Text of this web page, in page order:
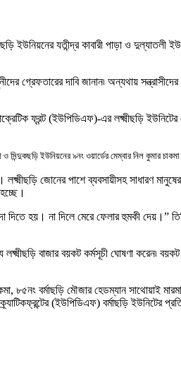
ইউনিয়নের যতীন্দ্র কাবারী পাড়া ও দুল্যাতলী
গ্রেফতারের দাবি জানান৷ অন্যথায়
ফ্রন্ট (ইউপিডিএফ)-এর লক্ষ্মীছড়ি
ও সিন্দুকছড়ি ইউনিয়নের ৯নং ওয়ার্ডের মেম্বার নিল কুমার
জোনের পাশে ব্যবসায়ীসহ সাধারণ
হয়। না দিলে মেরে ফেলার হুমকী দেয়।”
বাজার বয়কট কর্মসূচী ঘোষণা করেন৷
, ৮৫নং বর্মাছড়ি মৌজার হেডম্যান সাথোয়াই মারমা
ফ্রন্টের (ইউপিডিএফ) বর্মাছড়ি ইউনিটের